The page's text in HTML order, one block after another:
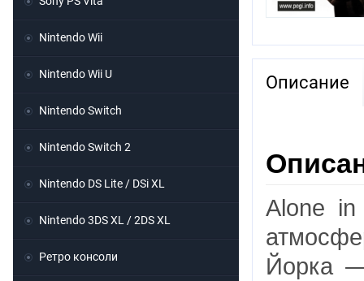
Описание
Alone
Йорка —
Nintendo Wii
Nintendo Wii U
Nintendo Switch
Nintendo Switch 2
Nintendo DS Lite / DSi XL
Nintendo 3DS XL / 2DS XL
Ретро консоли